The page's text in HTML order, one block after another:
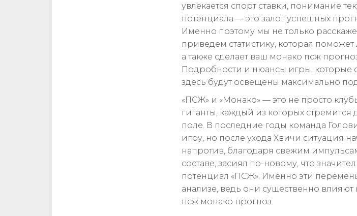
увлекается спорт ставки, понимание
потенциала — это залог успешных
Именно поэтому мы не только
приведем статистику, которая
а также сделает ваш монако псж
Подробности и нюансы игры, которые
здесь будут освещены максимально
«ПСЖ» и «Монако» — это не просто
гиганты, каждый из которых стремится
поле. В последние годы команда
игру, но после ухода Хвичи ситуация
напротив, благодаря свежим
составе, засиял по-новому, что
потенциал «ПСЖ». Именно эти
анализе, ведь они существенно
псж монако прогноз.